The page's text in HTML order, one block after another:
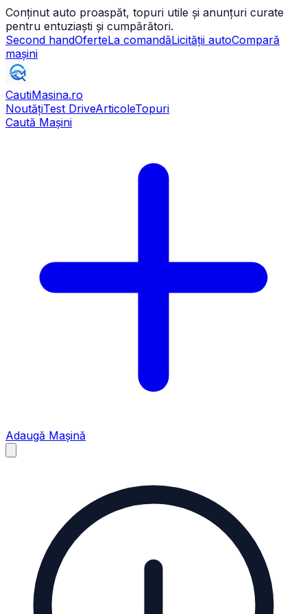
Conținut auto proaspăt, topuri utile și anunțuri curate
pentru entuziaști și cumpărători.
Second handOferteLa comandăLicității autoCompară
mașini
CautiMasina.ro
NoutățiTest DriveArticoleTopuri
Caută Mașini
Adaugă Mașină